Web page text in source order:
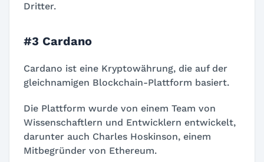
Dritter.
#3 Cardano
Cardano ist eine Kryptowährung, die auf der
gleichnamigen Blockchain-Plattform basiert.
Die Plattform wurde von einem Team von
Wissenschaftlern und Entwicklern entwickelt,
darunter auch Charles Hoskinson, einem
Mitbegründer von Ethereum.